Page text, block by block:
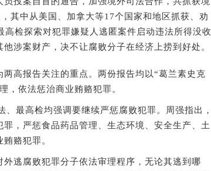
其中从美国、加拿大等17个国家和地区抓获、劝
高检探索对犯罪嫌疑人逃匿案件启动违法所得没收
涉案财产，决不让腐败分子在经济上捞到好处。
报告关注的重点。两份报告均以“葛兰素史克
，依法惩治商业贿赂犯罪。
最高检均强调要继续严惩腐败犯罪。周强指出，
，严惩食品药品管理、生态环境、安全生产、土
赂犯罪。
逃腐败犯罪分子依法审理程序，无论其逃到哪